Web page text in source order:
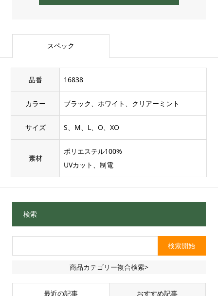
スペック
品番 16838
カラー ブラック、ホワイト、クリアーミント
サイズ S、M、L、O、XO
素材
ポリエステル100%
UVカット、制電
検索
商品カテゴリー複合検索>
最近の記事 おすすめ記事